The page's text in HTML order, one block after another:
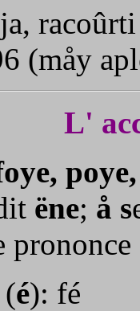
(måy
L'
ëne; å s
é): fé